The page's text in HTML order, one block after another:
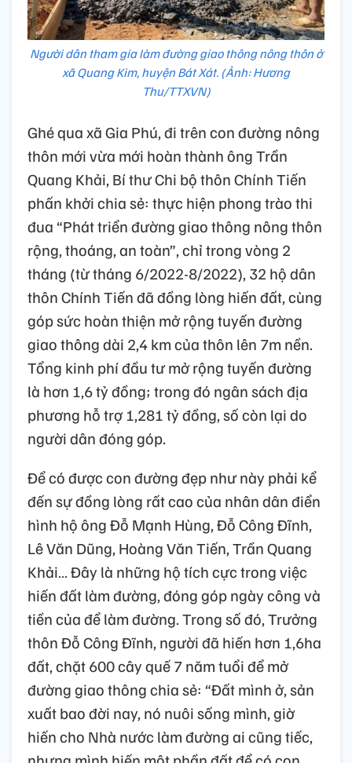
Người dân tham gia làm đường giao thông nông thôn ở
xã Quang Kim, huyện Bát Xát. (Ảnh: Hương
Thu/TTXVN)
Ghé qua xã Gia Phú, đi trên con đường nông
thôn mới vừa mới hoàn thành ông Trần
Quang Khải, Bí thư Chi bộ thôn Chính Tiến
phấn khởi chia sẻ: thực hiện phong trào thi
đua “Phát triển đường giao thông nông thôn
rộng, thoáng, an toàn”, chỉ trong vòng 2
tháng (từ tháng 6/2022-8/2022), 32 hộ dân
thôn Chính Tiến đã đồng lòng hiến đất, cùng
góp sức hoàn thiện mở rộng tuyến đường
giao thông dài 2,4 km của thôn lên 7m nền.
Tổng kinh phí đầu tư mở rộng tuyến đường
là hơn 1,6 tỷ đồng; trong đó ngân sách địa
phương hỗ trợ 1,281 tỷ đồng, số còn lại do
người dân đóng góp.
Để có được con đường đẹp như này phải kể
đến sự đồng lòng rất cao của nhân dân điển
hình hộ ông Đỗ Mạnh Hùng, Đỗ Công Đĩnh,
Lê Văn Dũng, Hoàng Văn Tiến, Trần Quang
Khải… Đây là những hộ tích cực trong việc
hiến đất làm đường, đóng góp ngày công và
tiền của để làm đường. Trong số đó, Trưởng
thôn Đỗ Công Đĩnh, người đã hiến hơn 1,6ha
đất, chặt 600 cây quế 7 năm tuổi để mở
đường giao thông chia sẻ: “Đất mình ở, sản
xuất bao đời nay, nó nuôi sống mình, giờ
hiến cho Nhà nước làm đường ai cũng tiếc,